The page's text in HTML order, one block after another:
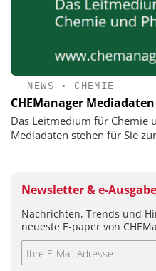
NEWS • CHEMIE
CHEManager Mediadaten
Das Leitmedium für Chemie
Mediadaten stehen für Sie
Newsletter & e-Ausgabe
Nachrichten, Trends und
neueste E-paper von